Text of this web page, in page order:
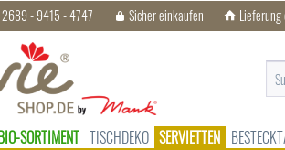
- 9415 - 4747 Sicher einkaufen
SORTIMENT TISCHDEKO SERVIETTEN